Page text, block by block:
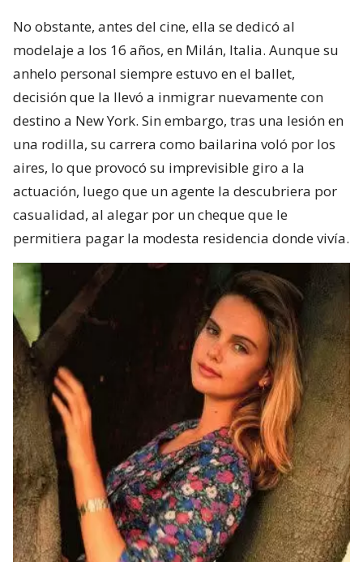
No obstante, antes del cine, ella se dedicó al
modelaje a los 16 años, en Milán, Italia. Aunque su
anhelo personal siempre estuvo en el ballet,
decisión que la llevó a inmigrar nuevamente con
destino a New York. Sin embargo, tras una lesión en
una rodilla, su carrera como bailarina voló por los
aires, lo que provocó su imprevisible giro a la
actuación, luego que un agente la descubriera por
casualidad, al alegar por un cheque que le
permitiera pagar la modesta residencia donde vivía.